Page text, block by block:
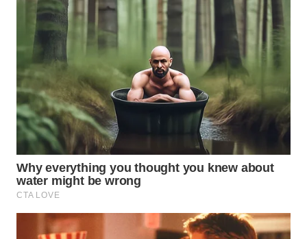
Wahana
Group
WAHANA
NEWS
WAHANA
TANI
WAHANA
ADVOKAT
WAHANA